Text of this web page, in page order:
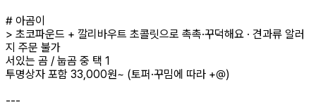
# 아곰이
> 초코파운드 + 깔리바우트 초콜릿으로 촉촉·꾸덕해요 · 견과류 알러
지 주문 불가
서있는 곰 / 눕곰 중 택 1
투명상자 포함 33,000원~ (토퍼·꾸밈에 따라 +@)
---